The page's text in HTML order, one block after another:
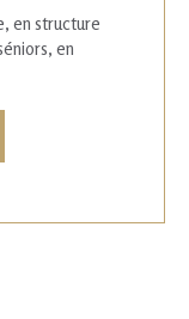
en structure
en